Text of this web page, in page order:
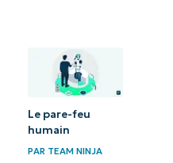
Le pare-feu
humain
PARTEAM NINJA